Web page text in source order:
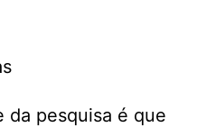
da pesquisa é que